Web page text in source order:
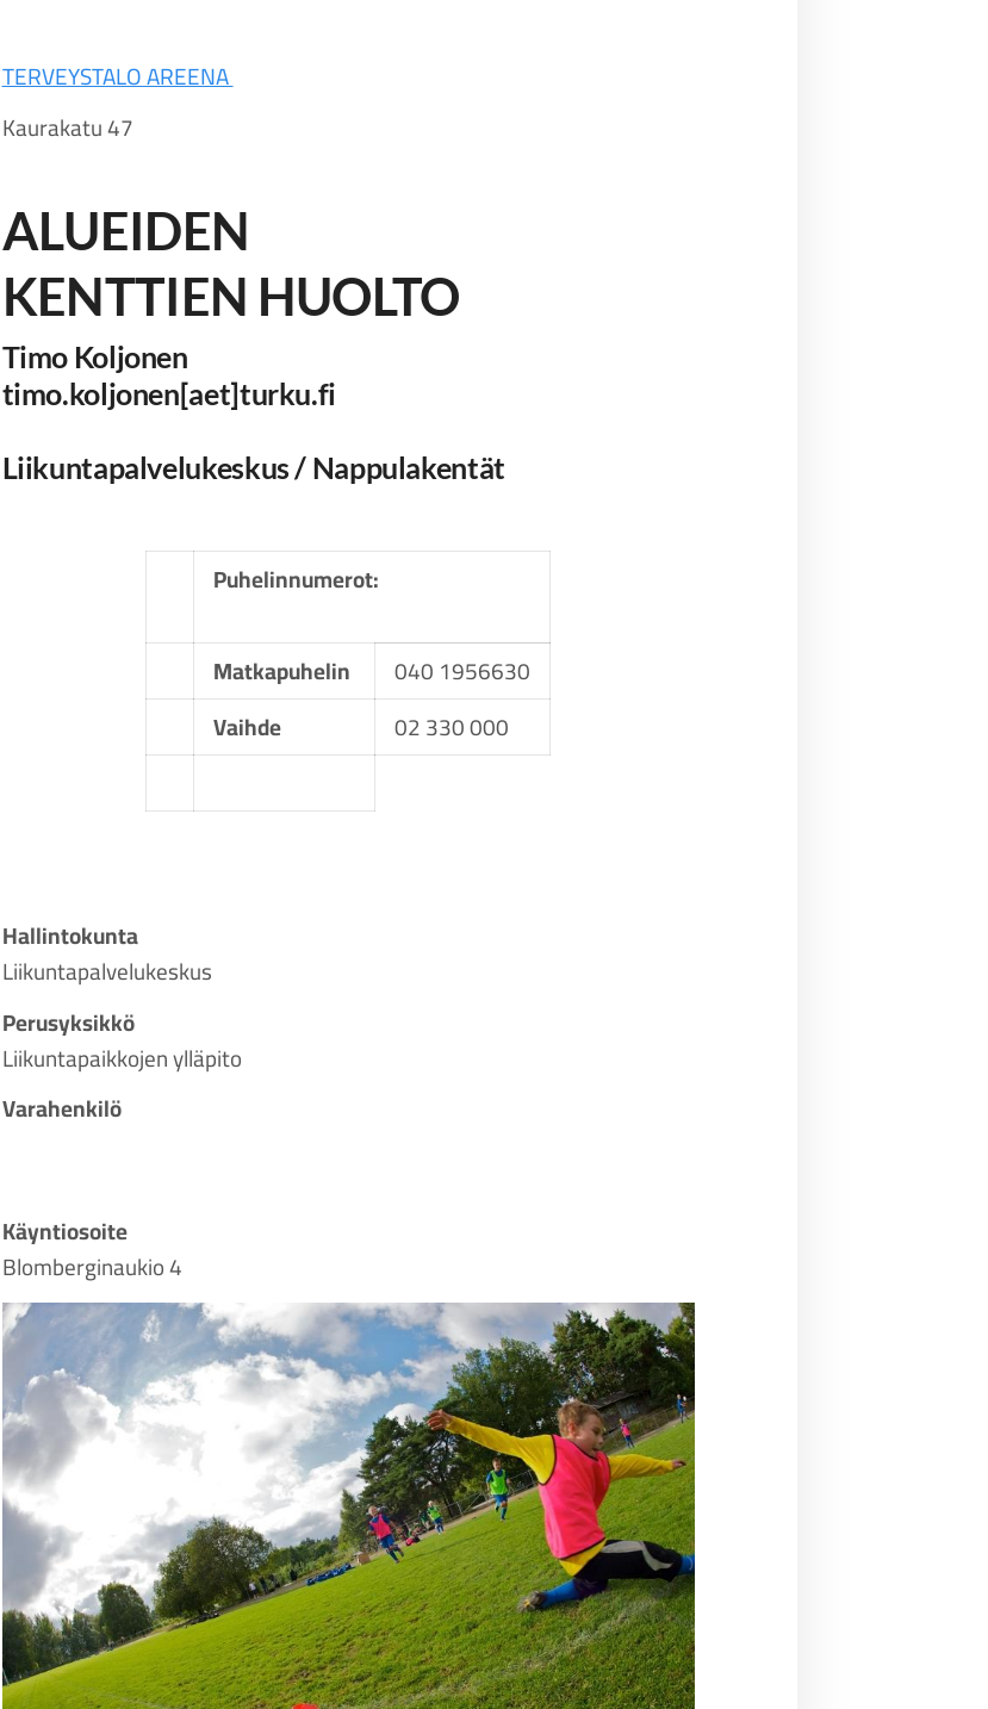
TERVEYSTALO AREENA
Kaurakatu 47
ALUEIDEN
KENTTIEN HUOLTO
Timo Koljonen
timo.koljonen[aet]turku.fi
Liikuntapalvelukeskus / Nappulakentät
Puhelinnumerot:
Matkapuhelin
040 1956630
Vaihde
02 330 000
Hallintokunta
Liikuntapalvelukeskus
Perusyksikkö
Liikuntapaikkojen ylläpito
Varahenkilö
Käyntiosoite
Blomberginaukio 4